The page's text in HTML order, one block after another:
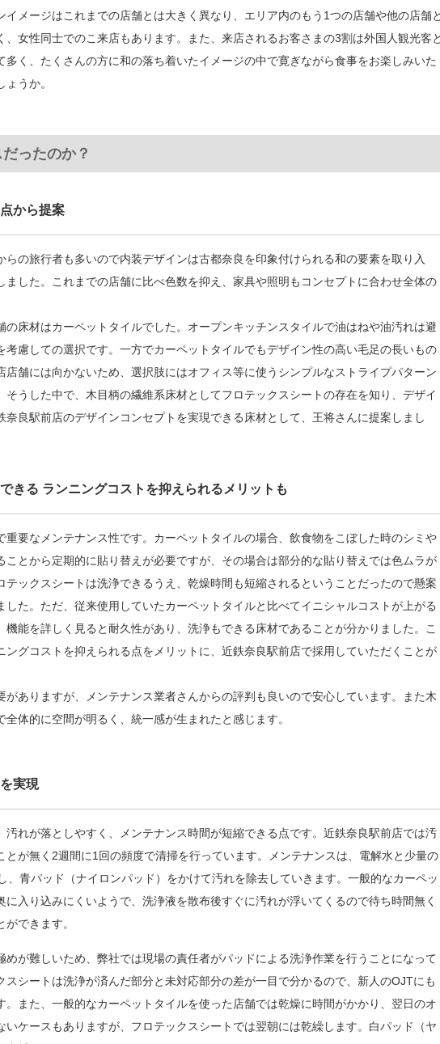
イメージはこれまでの店舗とは大きく異なり、エリア内のもう1つの店舗や他の店舗
、女性同士でのこ来店もあります。また、来店されるお客さまの3割は外国人観光客
多く、たくさんの方に和の落ち着いたイメージの中で寛ぎながら食事をお楽しみいた
うか。
ったのか？
から提案
らの旅行者も多いので内装デザインは古都奈良を印象付けられる和の要素を取り入
ました。これまでの店舗に比べ色数を抑え、家具や照明もコンセプトに合わせ全体の
の床材はカーペットタイルでした。オープンキッチンスタイルで油はねや油汚れは避
考慮しての選択です。一方でカーペットタイルでもデザイン性の高い毛足の長いもの
店舗には向かないため、選択肢にはオフィス等に使うシンプルなストライプパターン
そうした中で、木目柄の繊維系床材としてフロテックスシートの存在を知り、デザイ
奈良駅前店のデザインコンセプトを実現できる床材として、王将さんに提案しまし
きる ランニングコストを抑えられるメリットも
重要なメンテナンス性です。カーペットタイルの場合、飲食物をこぼした時のシミや
ことから定期的に貼り替えが必要ですが、その場合は部分的な貼り替えでは色ムラが
テックスシートは洗浄できるうえ、乾燥時間も短縮されるということだったので懸案
した。ただ、従来使用していたカーペットタイルと比べてイニシャルコストが上がる
機能を詳しく見ると耐久性があり、洗浄もできる床材であることが分かりました。こ
ングコストを抑えられる点をメリットに、近鉄奈良駅前店で採用していただくことが
がありますが、メンテナンス業者さんからの評判も良いので安心しています。また木
全体的に空間が明るく、統一感が生まれたと感じます。
実現
汚れが落としやすく、メンテナンス時間が短縮できる点です。近鉄奈良駅前店では汚
とが無く2週間に1回の頻度で清掃を行っています。メンテナンスは、電解水と少量の
、青パッド（ナイロンパッド）をかけて汚れを除去していきます。一般的なカーペッ
に入り込みにくいようで、洗浄液を散布後すぐに汚れが浮いてくるので待ち時間無く
できます。
めが難しいため、弊社では現場の責任者がパッドによる洗浄作業を行うことになって
スシートは洗浄が済んだ部分と未対応部分の差が一目で分かるので、新人のOJTにも
。また、一般的なカーペットタイルを使った店舗では乾燥に時間がかかり、翌日のオ
いケースもありますが、フロテックスシートでは翌朝には乾繰します。白パッド（ヤ